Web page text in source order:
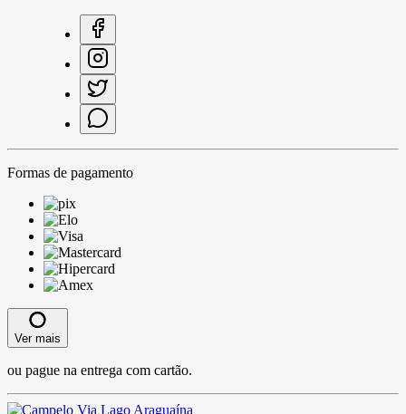
Formas de pagamento
Ver mais
ou pague na entrega com cartão.